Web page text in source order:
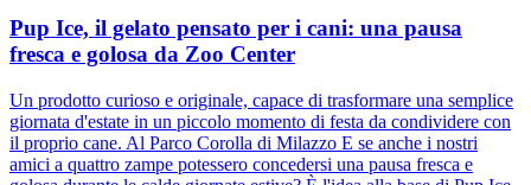
Pup Ice, il gelato pensato per i cani: una pausa
fresca e golosa da Zoo Center
Un prodotto curioso e originale, capace di trasformare una semplice
giornata d'estate in un piccolo momento di festa da condividere con
il proprio cane. Al Parco Corolla di Milazzo E se anche i nostri
amici a quattro zampe potessero concedersi una pausa fresca e